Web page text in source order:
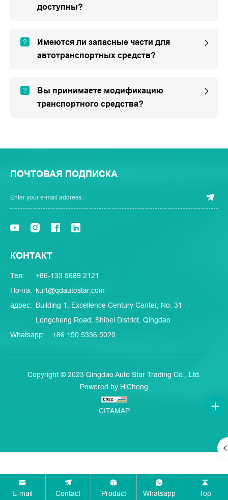
доступны?
Имеются ли запасные части для
автотранспортных средств?
Вы принимаете модификацию
транспортного средства?
ПОЧТОВАЯ ПОДПИСКА
КОНТАКТ
Тел:
+86-133 5689 2121
Почта: kurt@qdautostar.com
адрес: Building 1, Excellence Century Center, No. 31
Longcheng Road, Shibei District, Qingdao
Whatsapp:
+86 150 5336 5020
Copyright © 2023 Qingdao Auto Star Trading Co., Ltd.
Powered by HiCheng
CITAMAP
E-mail Contact Product Whatsapp Top